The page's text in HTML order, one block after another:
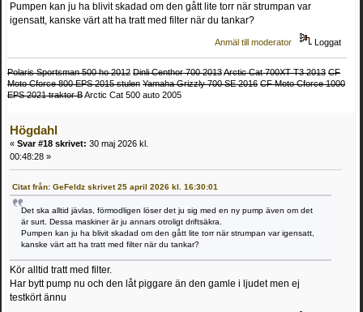
Pumpen kan ju ha blivit skadad om den gått lite torr när strumpan var
igensatt, kanske värt att ha tratt med filter när du tankar?
Anmäl till moderator Loggat
Polaris Sportsman 500 ho 2012 Dinli Centhor 700 2013Arctic Cat 700XT T3 2013 CF
Moto Cforce 800 EPS 2015 stulen Yamaha Grizzly 700 SE 2016 CF Moto Cforce 1000
EPS 2021 traktor BArctic Cat 500 auto 2005
Högdahl
« Svar #18 skrivet: 30 maj 2026 kl.
00:48:28 »
Citat från: GeFeldz skrivet 25 april 2026 kl. 16:30:01
Det ska alltid jävlas, förmodligen löser det ju sig med en ny pump även om det
är surt. Dessa maskiner är ju annars otroligt driftsäkra.
Pumpen kan ju ha blivit skadad om den gått lite torr när strumpan var igensatt,
kanske värt att ha tratt med filter när du tankar?
Kör alltid tratt med filter.
Har bytt pump nu och den låt piggare än den gamle i ljudet men ej
testkört ännu